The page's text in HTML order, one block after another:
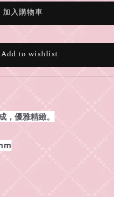
加入購物車
Add to wishlist
，優雅精緻。